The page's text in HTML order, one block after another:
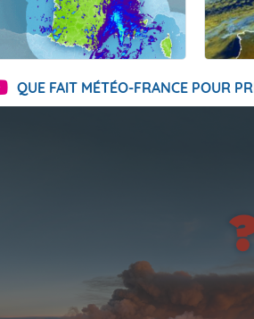
QUE FAIT MÉTÉO-FRANCE POUR